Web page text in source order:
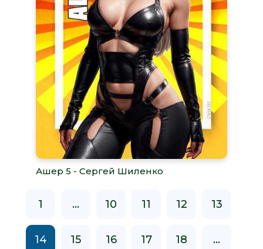
Ашер 5 - Сергей Шиленко
1 ... 10 11 12 13
14 15 16 17 18 ...